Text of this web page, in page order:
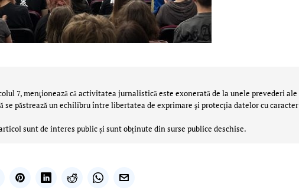
7, menţionează că activitatea jurnalistică este exonerată de la unele prevederi ale
se păstrează un echilibru între libertatea de exprimare şi protecţia datelor cu caracter
sunt de interes public și sunt obținute din surse publice deschise.